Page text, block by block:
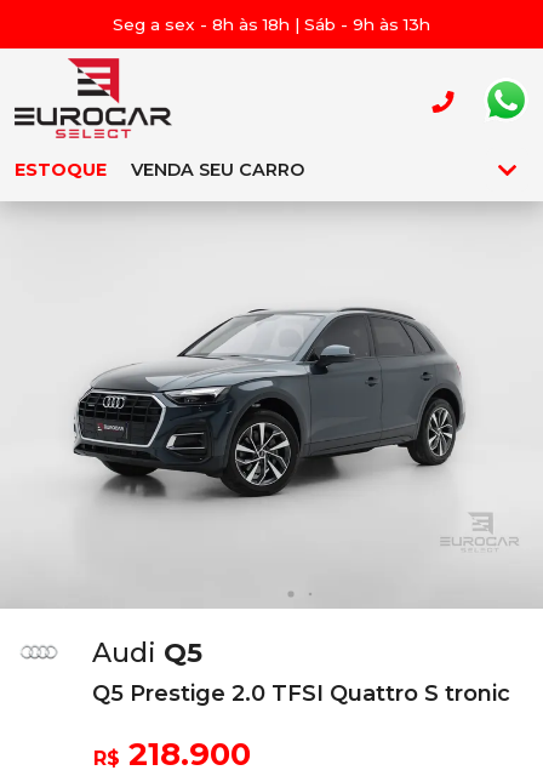
Seg a sex - 8h às 18h | Sáb - 9h às 13h
ESTOQUE VENDA SEU CARRO
Audi Q5
Q5 Prestige 2.0 TFSI Quattro S tronic
R$ 218.900